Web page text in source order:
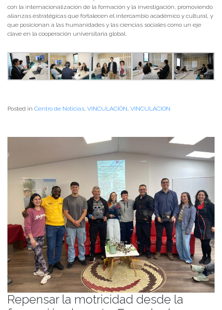
con la internacionalización de la formación y la investigación, promoviendo
alianzas estratégicas que fortalecen el intercambio académico y cultural, y
que posicionan a las humanidades y las ciencias sociales como un eje
clave en la cooperación universitaria global.
Posted in Centro de Noticias, VINCULACIÓN, VINCULACION
Repensar la motricidad desde la